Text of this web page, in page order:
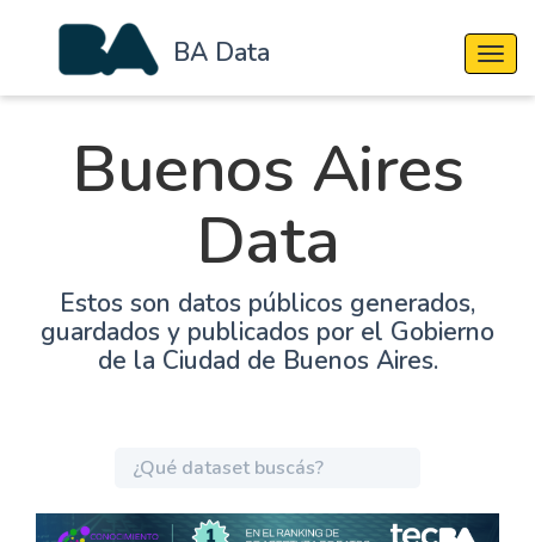
BA Data
Buenos Aires
Data
Estos son datos públicos generados,
guardados y publicados por el Gobierno
de la Ciudad de Buenos Aires.